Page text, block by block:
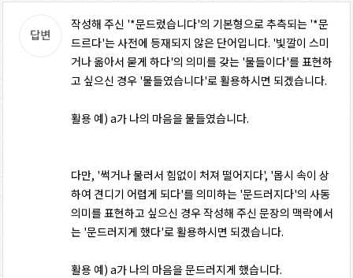
작성해 주신 '*문드렀습니다'의 기본형으로 추측되는 '*문
드르다'는 사전에 등재되지 않은 단어입니다. '빛깔이 스미
거나 옮아서 묻게 하다'의 의미를 갖는 '물들이다'를 표현하
고 싶으신 경우 '물들였습니다'로 활용하시면 되겠습니다.
활용 예) a가 나의 마음을 물들였습니다.
다만, '썩거나 물러서 힘없이 처져 떨어지다', '몹시 속이 상
하여 견디기 어렵게 되다'를 의미하는 '문드러지다'의 사동
의미를 표현하고 싶으신 경우 작성해 주신 문장의 맥락에서
는 '문드러지게 했다'로 활용하시면 되겠습니다.
활용 예) a가 나의 마음을 문드러지게 했습니다.